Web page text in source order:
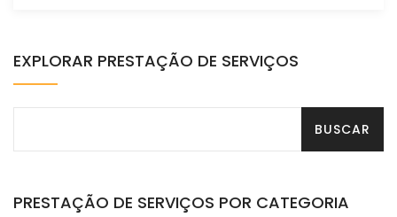
EXPLORAR PRESTAÇÃO DE SERVIÇOS
PRESTAÇÃO DE SERVIÇOS POR CATEGORIA